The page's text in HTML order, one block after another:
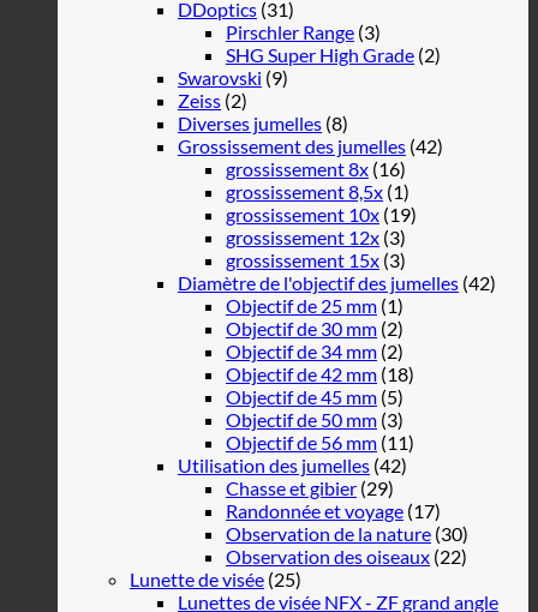
DDoptics (31)
Pirschler Range (3)
SHG Super High Grade (2)
Swarovski (9)
Zeiss (2)
Diverses jumelles (8)
Grossissement des jumelles (42)
grossissement 8x (16)
grossissement 8,5x (1)
grossissement 10x (19)
grossissement 12x (3)
grossissement 15x (3)
Diamètre de l'objectif des jumelles (42)
Objectif de 25 mm (1)
Objectif de 30 mm (2)
Objectif de 34 mm (2)
Objectif de 42 mm (18)
Objectif de 45 mm (5)
Objectif de 50 mm (3)
Objectif de 56 mm (11)
Utilisation des jumelles (42)
Chasse et gibier (29)
Randonnée et voyage (17)
Observation de la nature (30)
Observation des oiseaux (22)
Lunette de visée (25)
Lunettes de visée NFX - ZF grand angle